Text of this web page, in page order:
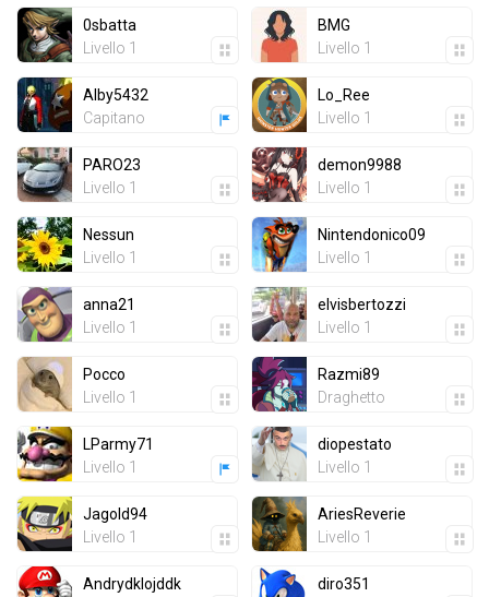
0sbatta
Livello 1
BMG
Livello 1
Alby5432
Capitano
Lo_Ree
Livello 1
PARO23
Livello 1
demon9988
Livello 1
Nessun
Livello 1
Nintendonico09
Livello 1
anna21
Livello 1
elvisbertozzi
Livello 1
Pocco
Livello 1
Razmi89
Draghetto
LParmy71
Livello 1
diopestato
Livello 1
Jagold94
Livello 1
AriesReverie
Livello 1
Andrydklojddk
diro351